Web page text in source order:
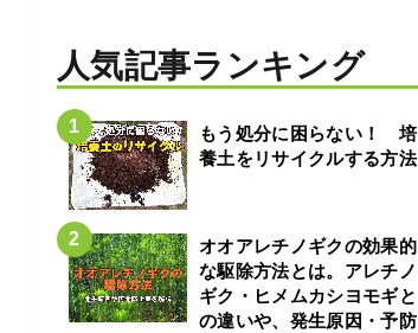
人気記事ランキング
もう処分に困らない！ 培
養土をリサイクルする方法
オオアレチノギクの効果的
な駆除方法とは。アレチノ
ギク・ヒメムカシヨモギと
の違いや、発生原因・予防